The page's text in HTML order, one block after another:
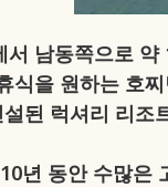
서 남동쪽으로
식을 원하는 호
된 럭셔리 리조
년 동안 수많은